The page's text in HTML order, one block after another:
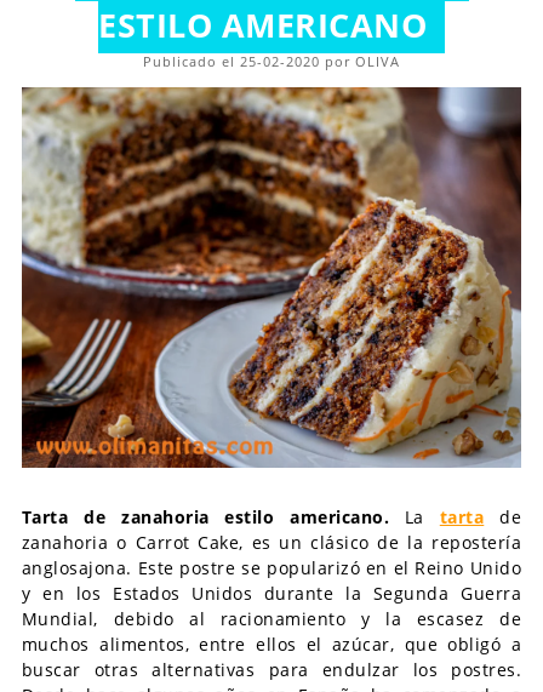
ESTILO AMERICANO
Publicado el 25-02-2020 por OLIVA
Tarta de zanahoria estilo americano. La tarta de
zanahoria o Carrot Cake, es un clásico de la repostería
anglosajona. Este postre se popularizó en el Reino Unido
y en los Estados Unidos durante la Segunda Guerra
Mundial, debido al racionamiento y la escasez de
muchos alimentos, entre ellos el azúcar, que obligó a
buscar otras alternativas para endulzar los postres.